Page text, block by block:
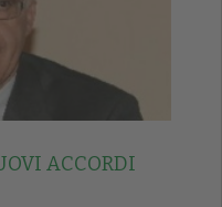
ACCORDI